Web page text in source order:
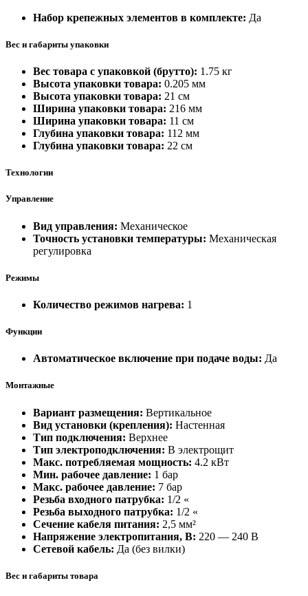
Набор крепежных элементов в комплекте: Да
Вес и габариты упаковки
Вес товара с упаковкой (брутто): 1.75 кг
Высота упаковки товара: 0.205 мм
Высота упаковки товара: 21 см
Ширина упаковки товара: 216 мм
Ширина упаковки товара: 11 см
Глубина упаковки товара: 112 мм
Глубина упаковки товара: 22 см
Технологии
Управление
Вид управления: Механическое
Точность установки температуры: Механическая
регулировка
Режимы
Количество режимов нагрева: 1
Функции
Автоматическое включение при подаче воды: Да
Монтажные
Вариант размещения: Вертикальное
Вид установки (крепления): Настенная
Тип подключения: Верхнее
Тип электроподключения: В электрощит
Макс. потребляемая мощность: 4.2 кВт
Мин. рабочее давление: 1 бар
Макс. рабочее давление: 7 бар
Резьба входного патрубка: 1/2 «
Резьба выходного патрубка: 1/2 «
Сечение кабеля питания: 2,5 мм²
Напряжение электропитания, В: 220 — 240 В
Сетевой кабель: Да (без вилки)
Вес и габариты товара